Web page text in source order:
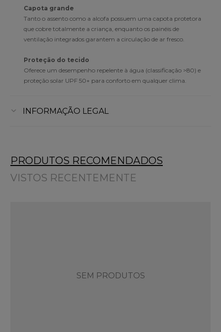
Capota grande
Tanto o assento como a alcofa possuem uma capota protetora
que cobre totalmente a criança, enquanto os painéis de
ventilação integrados garantem a circulação de ar fresco.
Proteção do tecido
Oferece um desempenho repelente à água (classificação >80) e
proteção solar UPF 50+ para conforto em qualquer clima.
INFORMAÇÃO LEGAL
PRODUTOS RECOMENDADOS
VISTOS RECENTEMENTE
SEM PRODUTOS